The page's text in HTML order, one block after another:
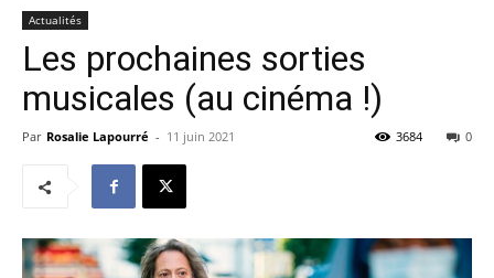
Actualités
Les prochaines sorties
musicales (au cinéma !)
Par Rosalie Lapourré - 11 juin 2021 0
3684